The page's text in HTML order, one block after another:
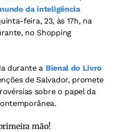
da inteligência
feira, 23, às 17h, na
no Shopping
durante a Bienal do Livro
de Salvador, promete
sobre o papel da
mão!